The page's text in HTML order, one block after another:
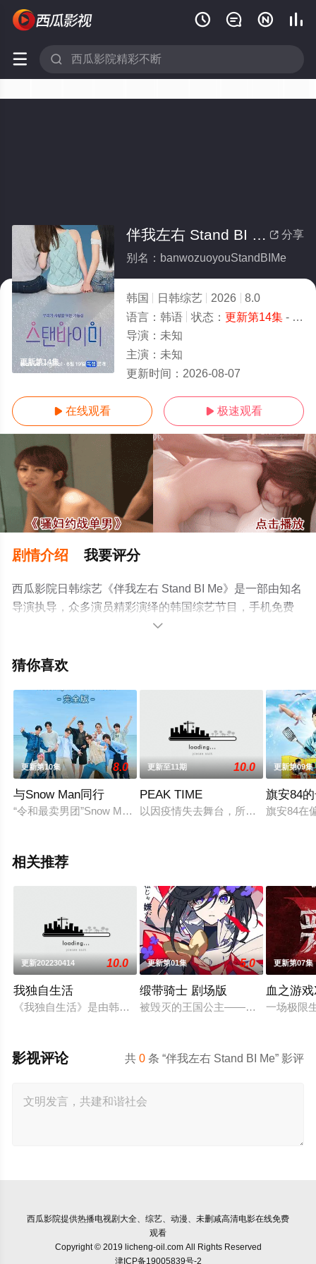
   
 
更新第14集
 分享
伴我左右 Stand BI Me
别名：banwozuoyouStandBIMe
韩国 日韩综艺 2026
8.0
语言： 韩语 状态： 更新第14集- 免费在线观看
导演： 未知
主演： 未知
更新时间： 2026-08-07
 在线观看  极速观看
剧情介绍 我要评分
西瓜影院日韩综艺《伴我左右 Stand BI Me》是一部由知名
导演执导，众多演员精彩演绎的韩国综艺节目，手机免费
观看高清无删减完整版综艺节目就上西瓜影视，更多剧情

猜你喜欢
更新第10集 8.0
与Snow Man同行
“令和最卖男团”Snow Man携手神秘“第十位成员”，踏上一段难
更新至11期 10.0
PEAK TIME
以因疫情失去舞台，所属社原因，大
更新第09集
旗安84
旗安84在
相关推荐
更新202230414 10.0
我独自生活
《我独自生活》是由韩国MBC电视台新年播放的特辑《男人的
更新第01集 5.0
缎带骑士 剧场版
被毁灭的王国公主——萨菲娅。灾厄“
更新第07集
血之游
一场极限
共0 条 “伴我左右 Stand BI Me” 影评
影视评论
西瓜影院提供热播电视剧大全、综艺、动漫、未删减高清电影在线免费
观看
Copyright © 2019 licheng-oil.com All Rights Reserved
津ICP备19005839号-2